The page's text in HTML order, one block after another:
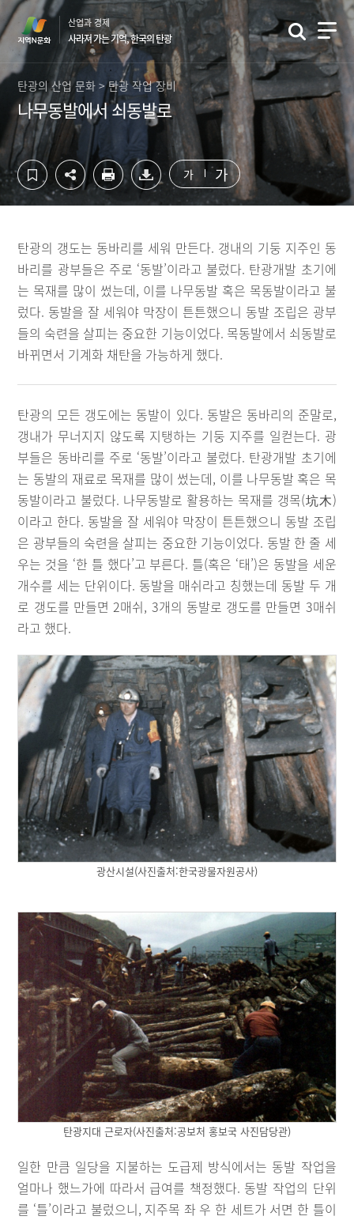
컨
텐
츠
영
역
가
기
하
단
영
역
바
기
산업과 경제
사라져 가는 기억, 한국의 탄광
탄광의 산업 문화 > 탄광 작업 장비
나무동발에서 쇠동발로
가 가
탄광의 갱도는 동바리를 세워 만든다. 갱내의 기둥 지주인 동
바리를 광부들은 주로 ‘동발’이라고 불렀다. 탄광개발 초기에
는 목재를 많이 썼는데, 이를 나무동발 혹은 목동발이라고 불
렀다. 동발을 잘 세워야 막장이 튼튼했으니 동발 조립은 광부
들의 숙련을 살피는 중요한 기능이었다. 목동발에서 쇠동발로
바뀌면서 기계화 채탄을 가능하게 했다.
탄광의 모든 갱도에는 동발이 있다. 동발은 동바리의 준말로,
갱내가 무너지지 않도록 지탱하는 기둥 지주를 일컫는다. 광
부들은 동바리를 주로 ‘동발’이라고 불렀다. 탄광개발 초기에
는 동발의 재료로 목재를 많이 썼는데, 이를 나무동발 혹은 목
동발이라고 불렀다. 나무동발로 활용하는 목재를 갱목(坑木)
이라고 한다. 동발을 잘 세워야 막장이 튼튼했으니 동발 조립
은 광부들의 숙련을 살피는 중요한 기능이었다. 동발 한 줄 세
우는 것을 ‘한 틀 했다’고 부른다. 틀(혹은 ‘태’)은 동발을 세운
개수를 세는 단위이다. 동발을 매쉬라고 칭했는데 동발 두 개
로 갱도를 만들면 2매쉬, 3개의 동발로 갱도를 만들면 3매쉬
라고 했다.
광산시설(사진출처:한국광물자원공사)
탄광지대 근로자(사진출처:공보처 홍보국 사진담당관)
일한 만큼 일당을 지불하는 도급제 방식에서는 동발 작업을
얼마나 했느가에 따라서 급여를 책정했다. 동발 작업의 단위
를 ‘틀’이라고 불렀으니, 지주목 좌 우 한 세트가 서면 한 틀이